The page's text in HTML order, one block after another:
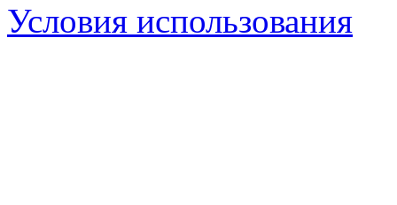
Условия использования